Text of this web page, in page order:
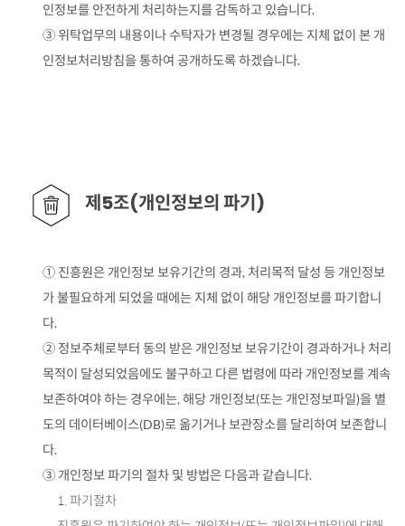
업
무
위
표
인정보를 안전하게 처리하는지를 감독하고 있습니다.
③ 위탁업무의 내용이나 수탁자가 변경될 경우에는 지체 없이 본 개
인정보처리방침을 통하여 공개하도록 하겠습니다.
제5조(개인정보의 파기)
① 진흥원은 개인정보 보유기간의 경과, 처리목적 달성 등 개인정보
가 불필요하게 되었을 때에는 지체 없이 해당 개인정보를 파기합니
다.
② 정보주체로부터 동의 받은 개인정보 보유기간이 경과하거나 처리
목적이 달성되었음에도 불구하고 다른 법령에 따라 개인정보를 계속
보존하여야 하는 경우에는, 해당 개인정보(또는 개인정보파일)을 별
도의 데이터베이스(DB)로 옮기거나 보관장소를 달리하여 보존합니
다.
③ 개인정보 파기의 절차 및 방법은 다음과 같습니다.
1. 파기절차